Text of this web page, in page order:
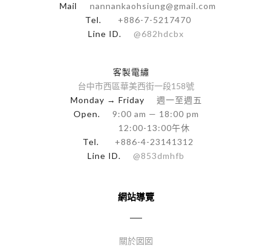
Mail
nannankaohsiung@gmail.com
Tel.
+886-7-5217470
Line ID.
@682hdcbx
客製電繡
台中市西區華美西街一段158號
Monday → Friday
週一至週五
Open.
9:00 am — 18:00 pm
12:00-13:00午休
Tel.
+886-4-23141312
Line ID.
@853dmhfb
網站導覽
關於囡囡